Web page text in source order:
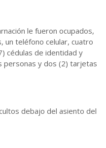
le fueron ocupados,
un teléfono celular, cuatro
cédulas de identidad y
personas y dos (2) tarjetas
debajo del asiento del